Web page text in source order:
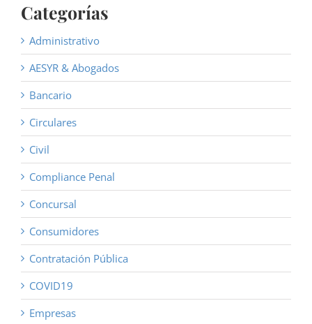
Categorías
Administrativo
AESYR & Abogados
Bancario
Circulares
Civil
Compliance Penal
Concursal
Consumidores
Contratación Pública
COVID19
Empresas